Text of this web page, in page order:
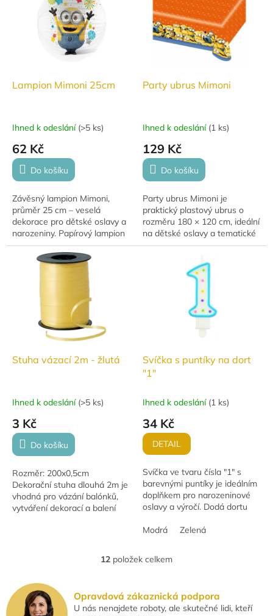
Lampion Mimoni 25cm
Ihned k odeslání (>5 ks)
62 Kč
Do košíku
Závěsný lampion Mimoni,
průměr 25 cm – veselá
dekorace pro dětské oslavy a
narozeniny. Papírový lampion
s kovovým držákem svíčky,
poutkem a sponkou, snadné
zavěšení.
Party ubrus Mimoni
Ihned k odeslání (1 ks)
129 Kč
Do košíku
Party ubrus Mimoni je
praktický plastový ubrus o
rozměru 180 × 120 cm, ideální
na dětské oslavy a tematické
párty. Veselý motiv Mimoňů
Stuha vázací 2m - žlutá
Ihned k odeslání (>5 ks)
3 Kč
Do košíku
Rozměr: 200x0,5cm
Dekorační stuha dlouhá 2m je
vhodná pro vázání balónků,
vytváření dekorací a balení
Svíčka s puntíky na dort
"1"
Ihned k odeslání (1 ks)
34 Kč
DETAIL
Svíčka ve tvaru čísla "1" s
barevnými puntíky je ideálním
doplňkem pro narozeninové
oslavy a výročí. Dodá dortu
z kvalitního vosku pro
Modrá Zelená
O
á
d
12 položek celkem
Opravdová zákaznická podpora
U nás nenajdete roboty, ale skutečné lidi, kteří